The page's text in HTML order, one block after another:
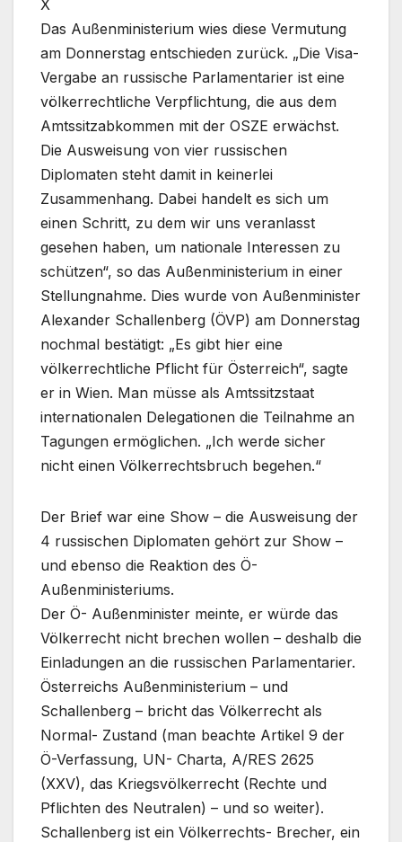
X
Das Außenministerium wies diese Vermutung
am Donnerstag entschieden zurück. „Die Visa-
Vergabe an russische Parlamentarier ist eine
völkerrechtliche Verpflichtung, die aus dem
Amtssitzabkommen mit der OSZE erwächst.
Die Ausweisung von vier russischen
Diplomaten steht damit in keinerlei
Zusammenhang. Dabei handelt es sich um
einen Schritt, zu dem wir uns veranlasst
gesehen haben, um nationale Interessen zu
schützen“, so das Außenministerium in einer
Stellungnahme. Dies wurde von Außenminister
Alexander Schallenberg (ÖVP) am Donnerstag
nochmal bestätigt: „Es gibt hier eine
völkerrechtliche Pflicht für Österreich“, sagte
er in Wien. Man müsse als Amtssitzstaat
internationalen Delegationen die Teilnahme an
Tagungen ermöglichen. „Ich werde sicher
nicht einen Völkerrechtsbruch begehen.“
Der Brief war eine Show – die Ausweisung der
4 russischen Diplomaten gehört zur Show –
und ebenso die Reaktion des Ö-
Außenministeriums.
Der Ö- Außenminister meinte, er würde das
Völkerrecht nicht brechen wollen – deshalb die
Einladungen an die russischen Parlamentarier.
Österreichs Außenministerium – und
Schallenberg – bricht das Völkerrecht als
Normal- Zustand (man beachte Artikel 9 der
Ö-Verfassung, UN- Charta, A/RES 2625
(XXV), das Kriegsvölkerrecht (Rechte und
Pflichten des Neutralen) – und so weiter).
Schallenberg ist ein Völkerrechts- Brecher, ein